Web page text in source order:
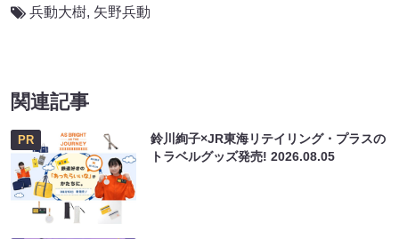
兵動大樹, ⽮野兵動
関連記事
PR
鈴川絢子×JR東海リテイリング・プラスの
トラベルグッズ発売!2026.08.05